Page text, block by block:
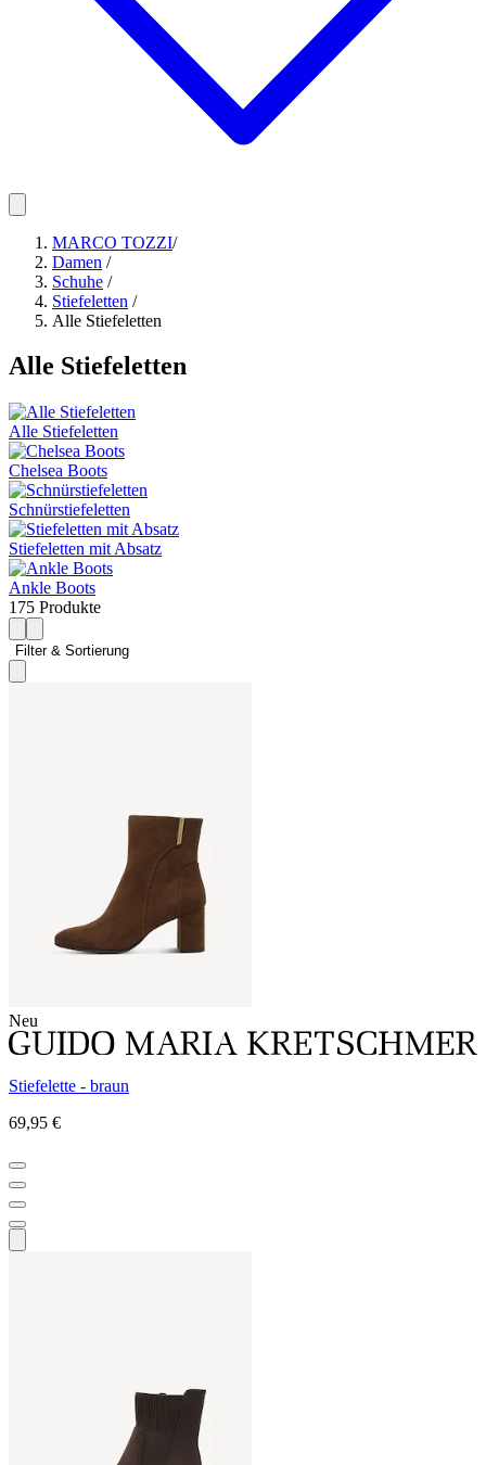
MARCO TOZZI/
Damen /
Schuhe /
Stiefeletten /
Alle Stiefeletten
Alle Stiefeletten
Alle Stiefeletten
Chelsea Boots
Schnürstiefeletten
Stiefeletten mit Absatz
Ankle Boots
175 Produkte
Neu
Stiefelette - braun
69,95 €